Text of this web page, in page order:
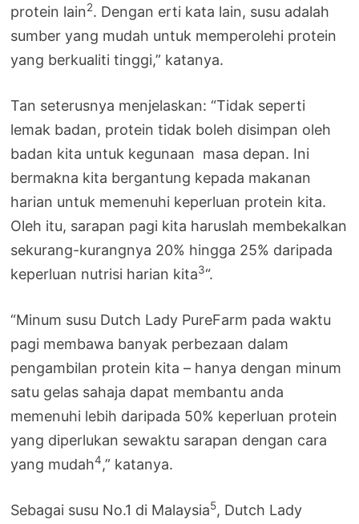
protein lain2. Dengan erti kata lain, susu adalah
sumber yang mudah untuk memperolehi protein
yang berkualiti tinggi,” katanya.
Tan seterusnya menjelaskan: “Tidak seperti
lemak badan, protein tidak boleh disimpan oleh
badan kita untuk kegunaan masa depan. Ini
bermakna kita bergantung kepada makanan
harian untuk memenuhi keperluan protein kita.
Oleh itu, sarapan pagi kita haruslah membekalkan
sekurang-kurangnya 20% hingga 25% daripada
keperluan nutrisi harian kita3“.
“Minum susu Dutch Lady PureFarm pada waktu
pagi membawa banyak perbezaan dalam
pengambilan protein kita – hanya dengan minum
satu gelas sahaja dapat membantu anda
memenuhi lebih daripada 50% keperluan protein
yang diperlukan sewaktu sarapan dengan cara
yang mudah4,” katanya.
Sebagai susu No.1 di Malaysia5, Dutch Lady